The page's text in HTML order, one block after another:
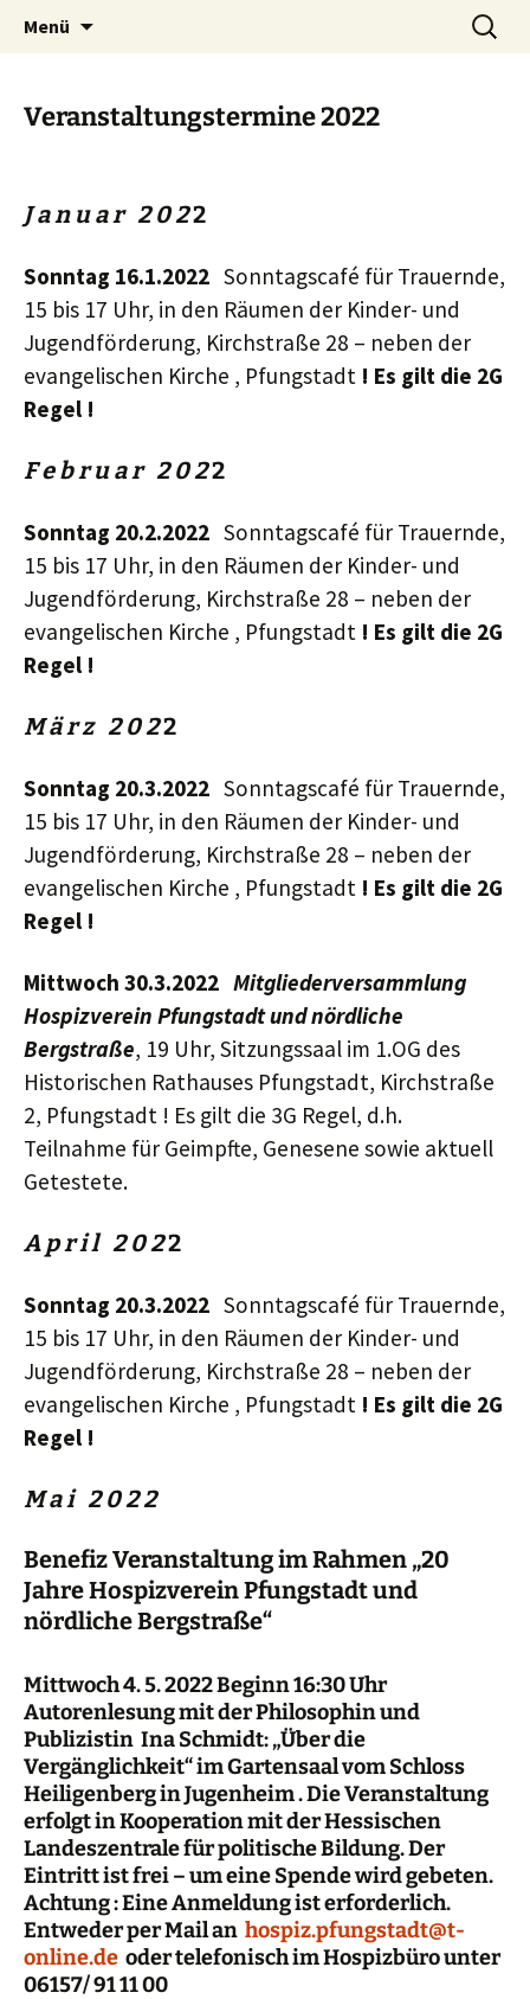
Menü
Suchen
nach:
Veranstaltungstermine 2022
J a n u a r 2 022
Sonntag 16.1.2022 Sonntagscafé für Trauernde,
15 bis 17 Uhr, in den Räumen der Kinder- und
Jugendförderung, Kirchstraße 28 – neben der
evangelischen Kirche , Pfungstadt ! Es gilt die 2G
Regel !
F e b r u a r 2 022
Sonntag 20.2.2022 Sonntagscafé für Trauernde,
15 bis 17 Uhr, in den Räumen der Kinder- und
Jugendförderung, Kirchstraße 28 – neben der
evangelischen Kirche , Pfungstadt ! Es gilt die 2G
Regel !
M ä r z 2 022
Sonntag 20.3.2022 Sonntagscafé für Trauernde,
15 bis 17 Uhr, in den Räumen der Kinder- und
Jugendförderung, Kirchstraße 28 – neben der
evangelischen Kirche , Pfungstadt ! Es gilt die 2G
Regel !
Mittwoch 30.3.2022 Mitgliederversammlung
Hospizverein Pfungstadt und nördliche
Bergstraße, 19 Uhr, Sitzungssaal im 1.OG des
Historischen Rathauses Pfungstadt, Kirchstraße
2, Pfungstadt ! Es gilt die 3G Regel, d.h.
Teilnahme für Geimpfte, Genesene sowie aktuell
Getestete.
A p r i l 2 022
Sonntag 20.3.2022 Sonntagscafé für Trauernde,
15 bis 17 Uhr, in den Räumen der Kinder- und
Jugendförderung, Kirchstraße 28 – neben der
evangelischen Kirche , Pfungstadt ! Es gilt die 2G
Regel !
M a i 2 022
BenefizVeranstaltung im Rahmen „20
Jahre Hospizverein Pfungstadt und
nördliche Bergstraße“
Mittwoch 4. 5. 2022 Beginn 16:30 Uhr
Autorenlesung mit der Philosophin und
Publizistin Ina Schmidt: „Über die
Vergänglichkeit“ im Gartensaal vom Schloss
Heiligenberg in Jugenheim.Die Veranstaltung
erfolgt in Kooperation mit der Hessischen
Landeszentrale für politische Bildung.Der
Eintritt ist frei – um eine Spende wird gebeten.
Achtung : Eine Anmeldung ist erforderlich.
Entweder per Mail an hospiz.pfungstadt@t-
online.de oder telefonisch im Hospizbüro unter
06157/ 91 11 00